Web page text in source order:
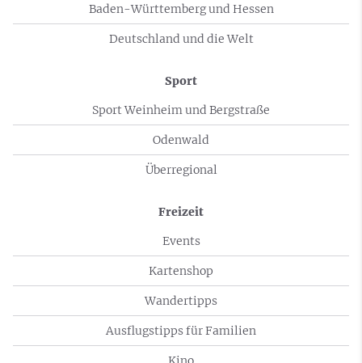
Baden-Württemberg und Hessen
Deutschland und die Welt
Sport
Sport Weinheim und Bergstraße
Odenwald
Überregional
Freizeit
Events
Kartenshop
Wandertipps
Ausflugstipps für Familien